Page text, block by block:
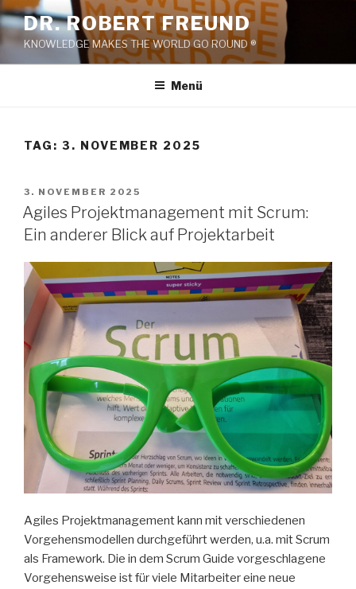
Zum
Inhalt
springen
DR. ROBERT FREUND
KNOWLEDGE MAKES THE WORLD GO ROUND ®
Menü
TAG: 3. NOVEMBER 2025
VERÖFFENTLICHT
AM
3. NOVEMBER 2025
Agiles Projektmanagement mit Scrum:
Ein anderer Blick auf Projektarbeit
Agiles Projektmanagement kann mit verschiedenen
Vorgehensmodellen durchgeführt werden, u.a. mit Scrum
als Framework. Die in dem Scrum Guide vorgeschlagene
Vorgehensweise ist für viele Mitarbeiter eine neue